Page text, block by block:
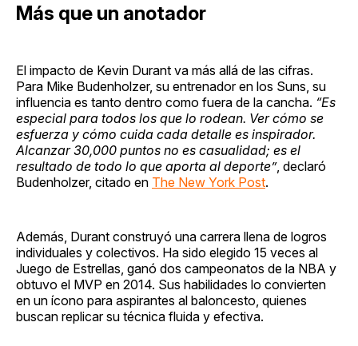
Más que un anotador
El impacto de Kevin Durant va más allá de las cifras.
Para Mike Budenholzer, su entrenador en los Suns, su
influencia es tanto dentro como fuera de la cancha. “Es
especial para todos los que lo rodean. Ver cómo se
esfuerza y cómo cuida cada detalle es inspirador.
Alcanzar 30,000 puntos no es casualidad; es el
resultado de todo lo que aporta al deporte”, declaró
Budenholzer, citado en The New York Post.
Además, Durant construyó una carrera llena de logros
individuales y colectivos. Ha sido elegido 15 veces al
Juego de Estrellas, ganó dos campeonatos de la NBA y
obtuvo el MVP en 2014. Sus habilidades lo convierten
en un ícono para aspirantes al baloncesto, quienes
buscan replicar su técnica fluida y efectiva.